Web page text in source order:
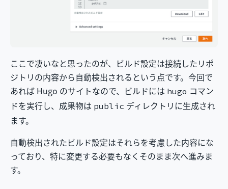
ここで凄いなと思ったのが、ビルド設定は接続したリポ
ジトリの内容から自動検出されるという点です。今回で
あれば Hugo のサイトなので、ビルドには hugo コマン
ドを実行し、成果物は public ディレクトリに生成され
ます。
自動検出されたビルド設定はそれらを考慮した内容にな
っており、特に変更する必要もなくそのまま次へ進みま
す。